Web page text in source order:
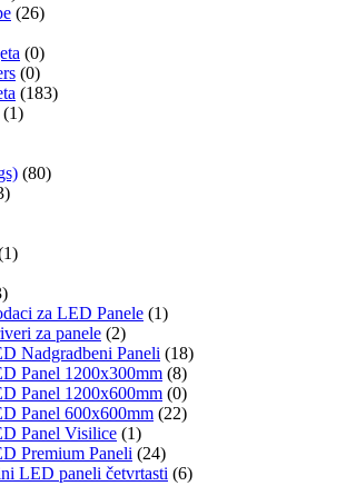
(26)
(0)
(0)
(183)
(1)
(80)
za LED Panele (1)
za panele (2)
Nadgradbeni Paneli (18)
Panel 1200x300mm (8)
Panel 1200x600mm (0)
Panel 600x600mm (22)
Panel Visilice (1)
Premium Paneli (24)
LED paneli četvrtasti (6)